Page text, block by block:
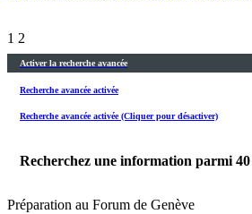
1 2
Activer la recherche avancée
Recherche avancée activée
Recherche avancée activée (Cliquer pour désactiver)
Recherchez une information parmi 40
Préparation au Forum de Genève